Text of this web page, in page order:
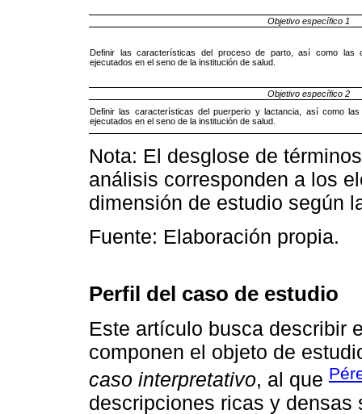
Objetivo específico 1
Definir las características del proceso de parto, así como las
ejecutados en el seno de la institución de salud.
Objetivo específico 2
Definir las características del puerperio y lactancia, así como
ejecutados en el seno de la institución de salud.
Nota: El desglose de
análisis corresponden a los
dimensión de estudio según
Fuente: Elaboración propia.
Perfil del caso de estudio
Este artículo busca describir
componen el objeto de
caso interpretativo, al que
descripciones ricas y